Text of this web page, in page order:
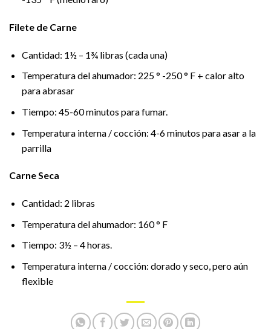
Filete de Carne
Cantidad: 1½ – 1¾ libras (cada una)
Temperatura del ahumador: 225 ° -250 ° F + calor alto
para abrasar
Tiempo: 45-60 minutos para fumar.
Temperatura interna / cocción: 4-6 minutos para asar a la
parrilla
Carne Seca
Cantidad: 2 libras
Temperatura del ahumador: 160 ° F
Tiempo: 3½ – 4 horas.
Temperatura interna / cocción: dorado y seco, pero aún
flexible